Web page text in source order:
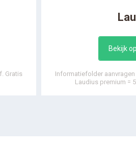
Gratis
Bekijk
Informatiefolder
Laudius premium =